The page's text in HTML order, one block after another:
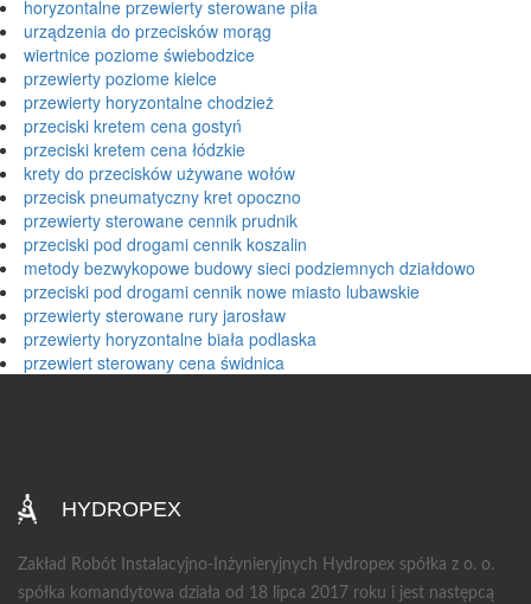
horyzontalne przewierty sterowane piła
urządzenia do przecisków morąg
wiertnice poziome świebodzice
przewierty poziome kielce
przewierty horyzontalne chodzież
przeciski kretem cena gostyń
przeciski kretem cena łódzkie
krety do przecisków używane wołów
przecisk pneumatyczny kret opoczno
przewierty sterowane cennik prudnik
przeciski pod drogami cennik koszalin
metody bezwykopowe budowy sieci podziemnych działdowo
przeciski pod drogami cennik nowe miasto lubawskie
przewierty sterowane rury jarosław
przewierty horyzontalne biała podlaska
przewiert sterowany cena świdnica
HYDROPEX
Zakład Robót Instalacyjno-Inżynieryjnych Hydropex spółka z o. o.
spółka komandytowa działa od 18 lipca 2017 roku i jest następcą